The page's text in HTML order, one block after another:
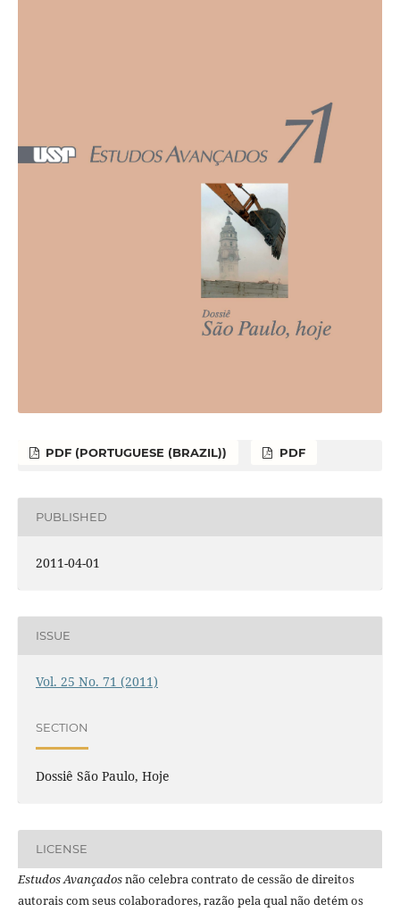
PDF (PORTUGUESE (BRAZIL)) PDF
PUBLISHED
2011-04-01
ISSUE
Vol. 25 No. 71 (2011)
SECTION
Dossiê São Paulo, Hoje
LICENSE
Estudos Avançadosnão celebra contrato de cessão de direitos
autorais com seus colaboradores, razão pela qual não detém os